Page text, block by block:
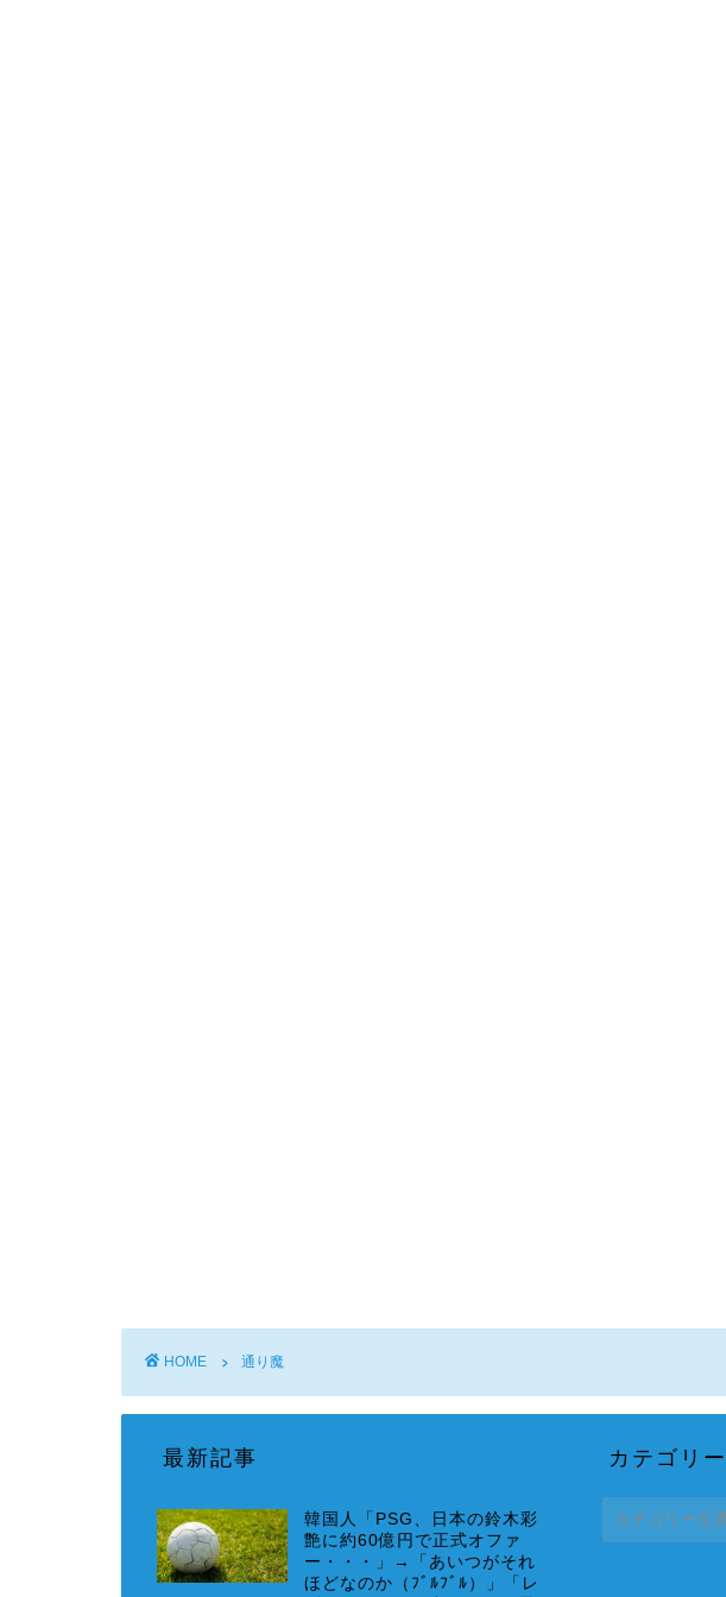
HOME 通り魔
最新記事
韓国人「PSG、日本の鈴木彩
艶に約60億円で正式オファ
ー・・・」→「あいつがそれ
ほどなのか（ﾌﾞﾙﾌﾞﾙ）」「レ
カテゴリー